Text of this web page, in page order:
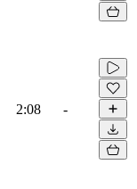
2:08 -